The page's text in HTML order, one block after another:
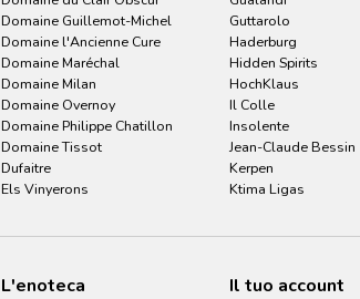
Domaine Guillemot-Michel
Domaine l'Ancienne Cure
Domaine Maréchal
Domaine Milan
Domaine Overnoy
Domaine Philippe Chatillon
Domaine Tissot
Dufaitre
Els Vinyerons
Guttarolo
Haderburg
Hidden Spirits
HochKlaus
Il Colle
Insolente
Jean-Claude Bessin
Kerpen
Ktima Ligas
L'enoteca Il tuo account